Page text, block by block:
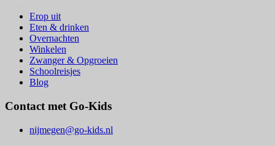
Erop uit
Eten & drinken
Overnachten
Winkelen
Zwanger & Opgroeien
Schoolreisjes
Blog
Contact met Go-Kids
nijmegen@go-kids.nl